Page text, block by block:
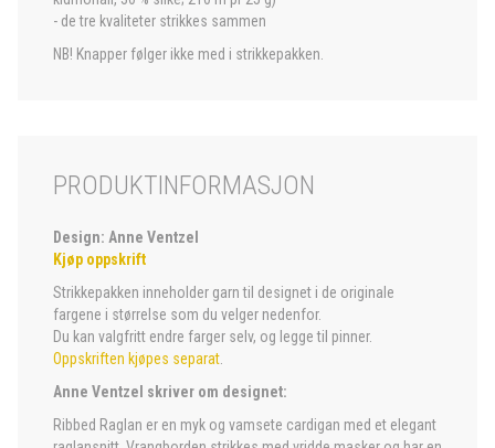
- de tre kvaliteter strikkes sammen
NB! Knapper følger ikke med i strikkepakken.
PRODUKTINFORMASJON
Design: Anne Ventzel
Kjøp oppskrift
Strikkepakken inneholder garn til designet i de originale
fargene i størrelse som du velger nedenfor.
Du kan valgfritt endre farger selv, og legge til pinner.
Oppskriften kjøpes separat
Anne Ventzel skriver om designet:
Ribbed Raglan er en myk og vamsete cardigan med et elegant